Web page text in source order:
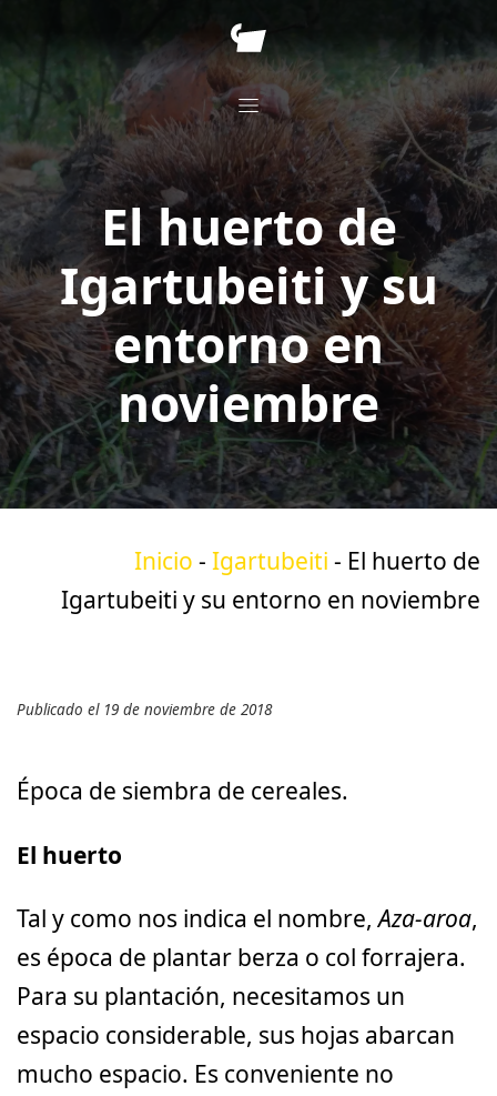
El huerto de
Igartubeiti y su
entorno en
noviembre
Inicio - Igartubeiti - El huerto de
Igartubeiti y su entorno en noviembre
Publicado el 19 de noviembre de 2018
Época de siembra de cereales.
El huerto
Tal y como nos indica el nombre,Aza-aroa,
es época de plantar berza o col forrajera.
Para su plantación, necesitamos un
espacio considerable, sus hojas abarcan
mucho espacio. Es conveniente no